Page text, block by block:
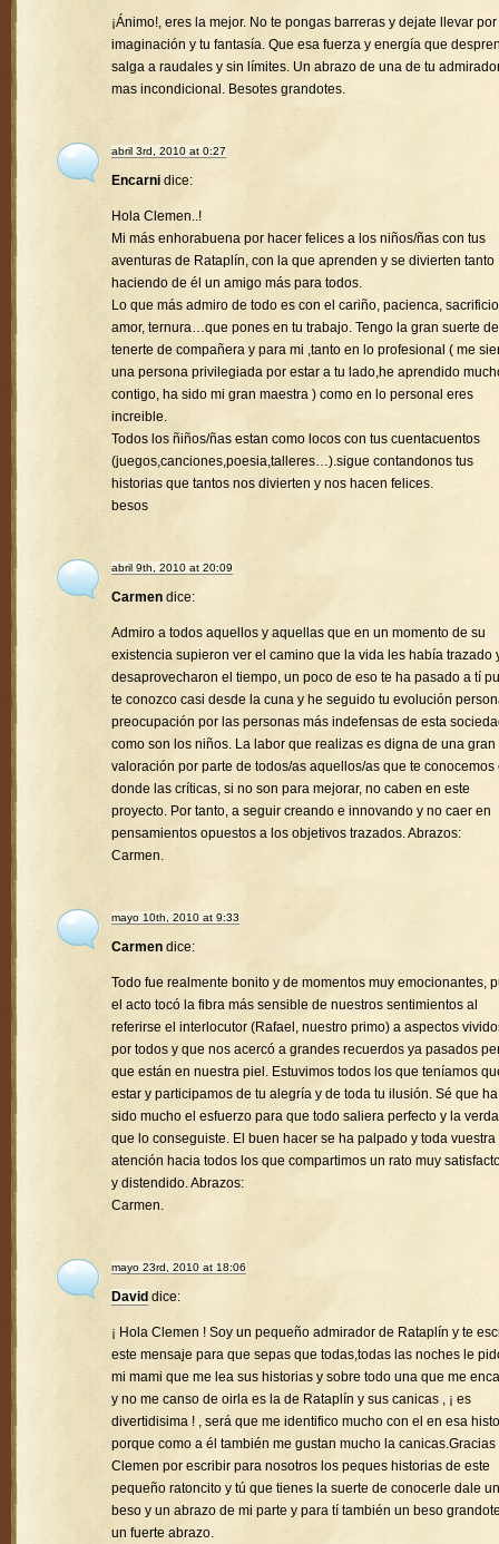
¡Ánimo!, eres la mejor. No te pongas barreras y dejate llevar por
imaginación y tu fantasía. Que esa fuerza y energía que
salga a raudales y sin límites. Un abrazo de una de tu
mas incondicional. Besotes grandotes.
abril 3rd, 2010 at 0:27
Encarni dice:
Hola Clemen..!
Mi más enhorabuena por hacer felices a los niños/ñas con tus
aventuras de Rataplín, con la que aprenden y se divierten tanto
haciendo de él un amigo más para todos.
Lo que más admiro de todo es con el cariño, pacienca,
amor, ternura…que pones en tu trabajo. Tengo la gran suerte de
tenerte de compañera y para mi ,tanto en lo profesional ( me
una persona privilegiada por estar a tu lado,he aprendido
contigo, ha sido mi gran maestra ) como en lo personal eres
increible.
Todos los ñiños/ñas estan como locos con tus cuentacuentos
(juegos,canciones,poesia,talleres…).sigue contandonos tus
historias que tantos nos divierten y nos hacen felices.
besos
abril 9th, 2010 at 20:09
Carmen dice:
Admiro a todos aquellos y aquellas que en un momento de su
existencia supieron ver el camino que la vida les había trazado
desaprovecharon el tiempo, un poco de eso te ha pasado a tí
te conozco casi desde la cuna y he seguido tu evolución
preocupación por las personas más indefensas de esta
como son los niños. La labor que realizas es digna de una gran
valoración por parte de todos/as aquellos/as que te conocemos
donde las críticas, si no son para mejorar, no caben en este
proyecto. Por tanto, a seguir creando e innovando y no caer en
pensamientos opuestos a los objetivos trazados. Abrazos:
Carmen.
mayo 10th, 2010 at 9:33
Carmen dice:
Todo fue realmente bonito y de momentos muy emocionantes,
el acto tocó la fibra más sensible de nuestros sentimientos al
referirse el interlocutor (Rafael, nuestro primo) a aspectos
por todos y que nos acercó a grandes recuerdos ya pasados
que están en nuestra piel. Estuvimos todos los que teníamos
estar y participamos de tu alegría y de toda tu ilusión. Sé que ha
sido mucho el esfuerzo para que todo saliera perfecto y la
que lo conseguiste. El buen hacer se ha palpado y toda vuestra
atención hacia todos los que compartimos un rato muy
y distendido. Abrazos:
Carmen.
mayo 23rd, 2010 at 18:06
David dice:
¡ Hola Clemen ! Soy un pequeño admirador de Rataplín y te
este mensaje para que sepas que todas,todas las noches le
mi mami que me lea sus historias y sobre todo una que me
y no me canso de oirla es la de Rataplín y sus canicas , ¡ es
divertidisima ! , será que me identifico mucho con el en esa
porque como a él también me gustan mucho la canicas.Gracias
Clemen por escribir para nosotros los peques historias de este
pequeño ratoncito y tú que tienes la suerte de conocerle dale un
beso y un abrazo de mi parte y para tí también un beso
un fuerte abrazo.